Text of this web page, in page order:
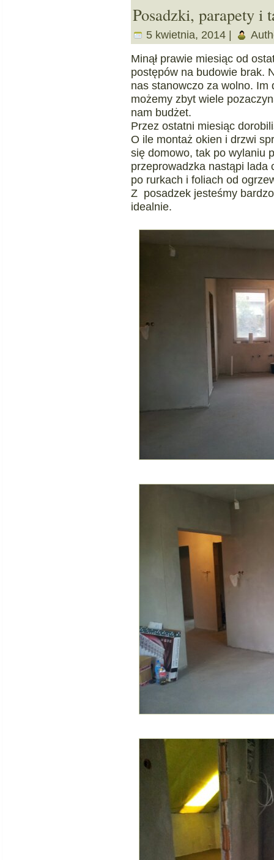
Posadzki, parapety
5 kwietnia, 2014 |
Minął prawie miesiąc od
postępów na budowie brak.
nas stanowczo za wolno.
możemy zbyt wiele
nam budżet.
Przez ostatni miesiąc
O ile montaż okien i drzwi
się domowo, tak po wylaniu
przeprowadzka nastąpi lada
po rurkach i foliach od
Z posadzek jesteśmy
idealnie.